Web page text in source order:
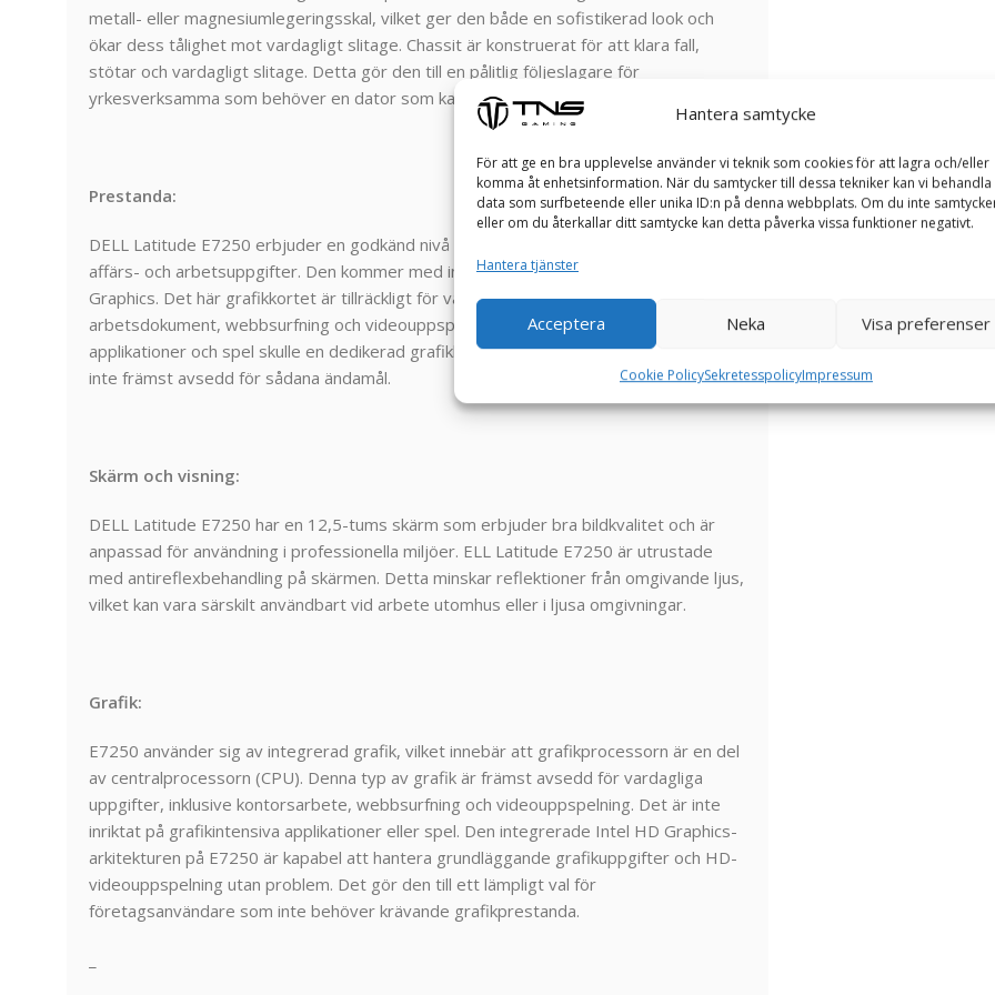
Hantera samtycke
För att ge en bra upplevelse använder vi teknik som cookies för att lagra och/eller
komma åt enhetsinformation. När du samtycker till dessa tekniker kan vi behandla
data som surfbeteende eller unika ID:n på denna webbplats. Om du inte
eller om du återkallar ditt samtycke kan detta påverka vissa funktioner negativt.
Hantera tjänster
Acceptera Neka Visa preferenser
Cookie PolicySekretesspolicyImpressum
metall- eller magnesiumlegeringsskal, vilket ger den både en sofistikerad look och
ökar dess tålighet mot vardagligt slitage. Chassit är konstruerat för att klara fall,
stötar och vardagligt slitage. Detta gör den till en pålitlig följeslagare för
yrkesverksamma som behöver en dator som kan hantera krävande arbetsmiljöer.
Prestanda:
DELL Latitude E7250 erbjuder en godkänd nivå av prestanda som är lämplig för
affärs- och arbetsuppgifter. Den kommer med integrerad grafik, vanligtvis Intel HD
Graphics. Det här grafikkortet är tillräckligt för vardagliga uppgifter, inklusive
arbetsdokument, webbsurfning och videouppspelning. För mer grafikintensiva
applikationer och spel skulle en dedikerad grafikkort vara att föredra, men E7250 är
inte främst avsedd för sådana ändamål.
Skärm och visning:
DELL Latitude E7250 har en 12,5-tums skärm som erbjuder bra bildkvalitet och är
anpassad för användning i professionella miljöer. ELL Latitude E7250 är utrustade
med antireflexbehandling på skärmen. Detta minskar reflektioner från omgivande ljus,
vilket kan vara särskilt användbart vid arbete utomhus eller i ljusa omgivningar.
Grafik:
E7250 använder sig av integrerad grafik, vilket innebär att grafikprocessorn är en del
av centralprocessorn (CPU). Denna typ av grafik är främst avsedd för vardagliga
uppgifter, inklusive kontorsarbete, webbsurfning och videouppspelning. Det är inte
inriktat på grafikintensiva applikationer eller spel. Den integrerade Intel HD Graphics-
arkitekturen på E7250 är kapabel att hantera grundläggande grafikuppgifter och HD-
videouppspelning utan problem. Det gör den till ett lämpligt val för
företagsanvändare som inte behöver krävande grafikprestanda.